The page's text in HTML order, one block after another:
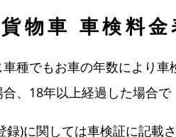
物車 車検料金
種でもお車の年数により
、18年以上経過した場合で
録)に関しては車検証に記載さ